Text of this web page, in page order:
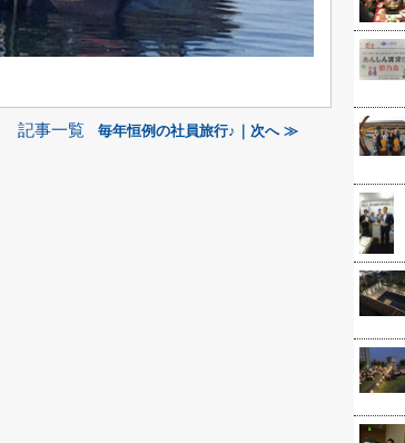
記事一覧 毎年恒例の社員旅行♪｜次へ ≫